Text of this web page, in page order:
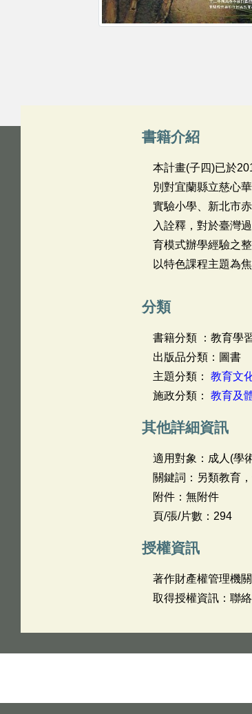
書籍介紹
本計畫(子四)已於
別對宜蘭縣立慈心
實驗小學、新北市
入詮釋，對於臺灣
育模式辦學經驗之
以特色課程主題為
分類
書籍分類 ：教育學
出版品分類：圖書
主題分類： 教育文
施政分類： 教育及
其他詳細資訊
適用對象：成人(學
關鍵詞：另類教育
附件：無附件
頁/張/片數：294
授權資訊
著作財產權管理機
取得授權資訊：聯